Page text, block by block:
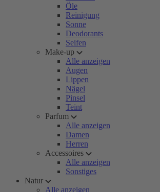
Öle
Reinigung
Sonne
Deodorants
Seifen
Make-up
Alle anzeigen
Augen
Lippen
Nägel
Pinsel
Teint
Parfum
Alle anzeigen
Damen
Herren
Accessoires
Alle anzeigen
Sonstiges
Natur
Alle anzeigen